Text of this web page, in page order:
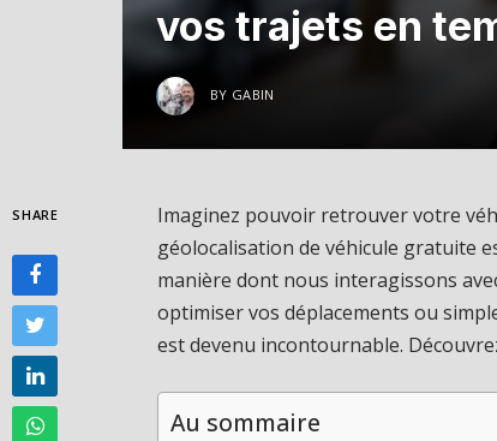
vos trajets en
BY GABIN
SHARE
Imaginez pouvoir retrouver votre
géolocalisation de véhicule gratuite
manière dont nous interagissons
optimiser vos déplacements ou
est devenu incontournable.
Au sommaire